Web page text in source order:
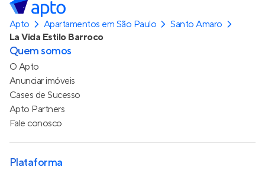
Apto Apartamentos em São Paulo
Santo Amaro
La Vida Estilo Barroco
Quem somos
O Apto
Anunciar imóveis
Cases de Sucesso
Apto Partners
Fale conosco
Plataforma